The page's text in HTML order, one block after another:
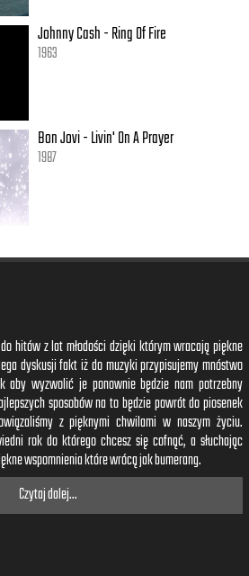
Johnny Cash - Ring Of Fire
1963
Bon Jovi - Livin' On A Prayer
1987
hitów z lat młodości dzięki którym wracają piękne
dyskusji fakt iż do muzyki przypisujemy mnóstwo
aby wyzwolić je ponownie będzie nam potrzebny
sposobów na to będzie powrót do piosenek
z pięknymi chwilami w naszym życiu.
rok do którego chcesz się cofnąć, a słuchając
wspomnienia które wrócą jak bumerang.
Czytaj dalej...